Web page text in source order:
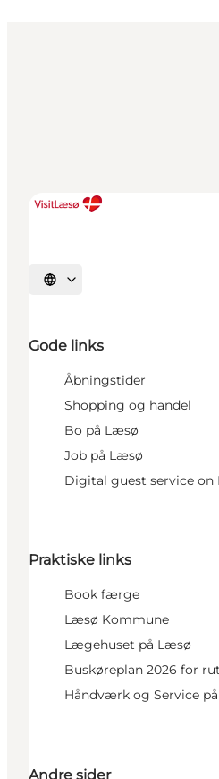
Vælg sprog
Gode links
Åbningstider
Shopping og handel
Bo på Læsø
Job på Læsø
Digital guest service on
Praktiske links
Book færge
Læsø Kommune
Lægehuset på Læsø
Buskøreplan 2026 for
Håndværk og Service
Andre sider